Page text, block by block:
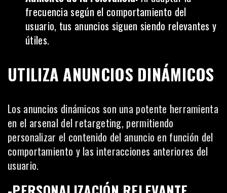
frecuencia según el comportamiento del
usuario, tus anuncios siguen siendo relevantes y
útiles.
UTILIZA ANUNCIOS DINÁMICOS
Los anuncios dinámicos son una potente herramienta
en el arsenal del retargeting, permitiendo
personalizar el contenido del anuncio en función del
comportamiento y las interacciones anteriores del
usuario.